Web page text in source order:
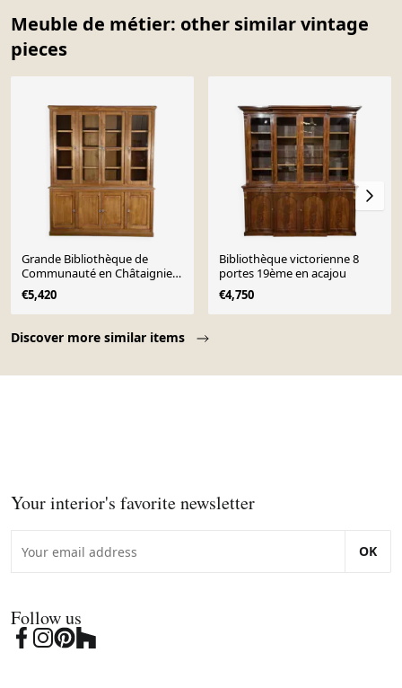
Meuble de métier: other similar vintage
pieces
Discover more similar items
Grande Bibliothèque de
Communauté en Châtaignier
massif – 1940
€5,420
Bibliothèque victorienne 8
portes 19ème en acajou
€4,750
Your interior's favorite newsletter
OK
Follow us